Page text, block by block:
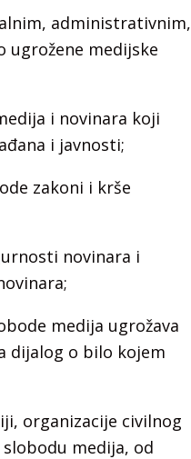
administrativnim,
ugrožene medijske
i novinara koji
i javnosti;
zakoni i krše
novinara i
medija ugrožava
dijalog o bilo kojem
organizacije civilnog
medija, od